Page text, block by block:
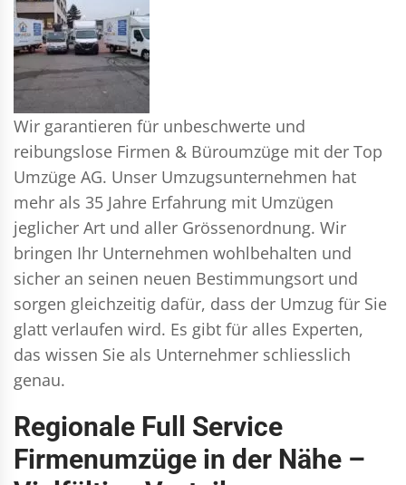
Wir garantieren für unbeschwerte und
reibungslose Firmen & Büroumzüge mit der Top
Umzüge AG. Unser Umzugsunternehmen hat
mehr als 35 Jahre Erfahrung mit Umzügen
jeglicher Art und aller Grössenordnung. Wir
bringen Ihr Unternehmen wohlbehalten und
sicher an seinen neuen Bestimmungsort und
sorgen gleichzeitig dafür, dass der Umzug für Sie
glatt verlaufen wird. Es gibt für alles Experten,
das wissen Sie als Unternehmer schliesslich
genau.
Regionale Full Service
Firmenumzüge in der Nähe –